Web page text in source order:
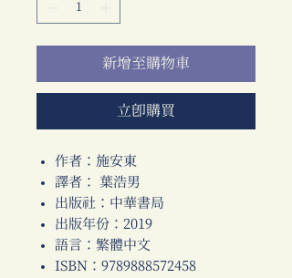
新增至購物車
立即購買
作者：施安東
譯者： 葉浩男
出版社：中華書局
出版年份：2019
語言：繁體中文
ISBN：9789888572458